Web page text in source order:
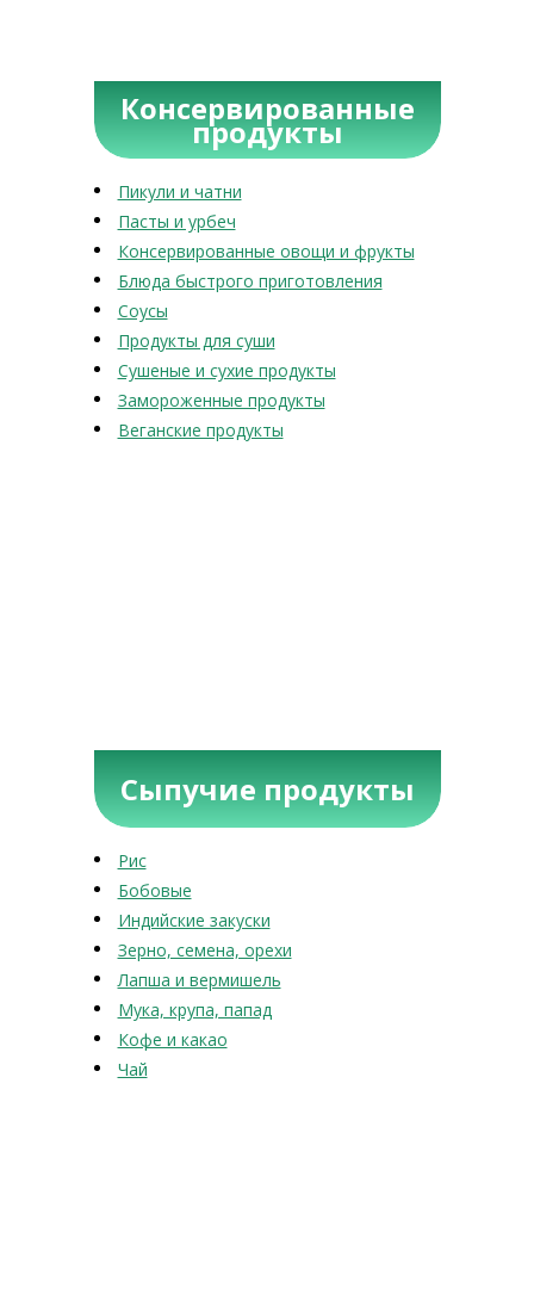
Консервированные
продукты
Пикули и чатни
Пасты и урбеч
Консервированные овощи и фрукты
Блюда быстрого приготовления
Соусы
Продукты для суши
Сушеные и сухие продукты
Замороженные продукты
Веганские продукты
Сыпучие продукты
Рис
Бобовые
Индийские закуски
Зерно, семена, орехи
Лапша и вермишель
Мука, крупа, папад
Кофе и какао
Чай